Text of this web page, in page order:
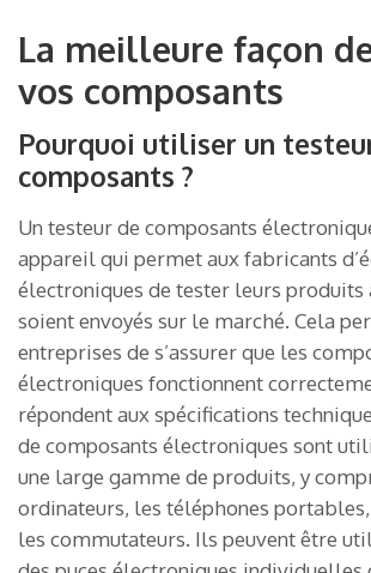
La meilleure façon
vos composants
Pourquoi utiliser un
composants ?
Un testeur de composants
appareil qui permet aux fabricants
électroniques de tester leurs produits
soient envoyés sur le marché. Cela
entreprises de s’assurer que les
électroniques fonctionnent
répondent aux spécifications
de composants électroniques sont
une large gamme de produits, y
ordinateurs, les téléphones
les commutateurs. Ils peuvent être